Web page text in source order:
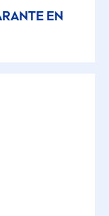
EN